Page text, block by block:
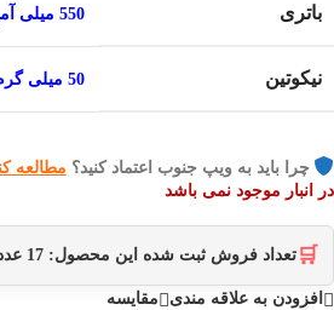
باتری 550 میلی آمپر
نیکوتین 50 میلی گرم
چرا باید به ویپ جنوب اعتماد کنید؟ مطالعه
در انبار موجود نمی باشد
🛒 تعداد فروش ثبت شده این محصول: 17
افزودن به علاقه مندی
مقایسه